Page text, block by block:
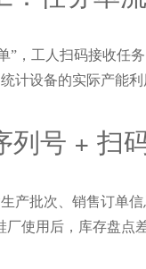
”，工人扫码接收任
计设备的实际产能利
列号 + 扫
产批次、销售订单
使用后，库存盘点